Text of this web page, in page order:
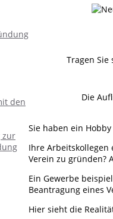
den
zur
Tragen
Die
Sie haben ein
Ihre Arbeitskollegen
Verein zu gründen?
Ein Gewerbe
Beantragung eines
Hier sieht die